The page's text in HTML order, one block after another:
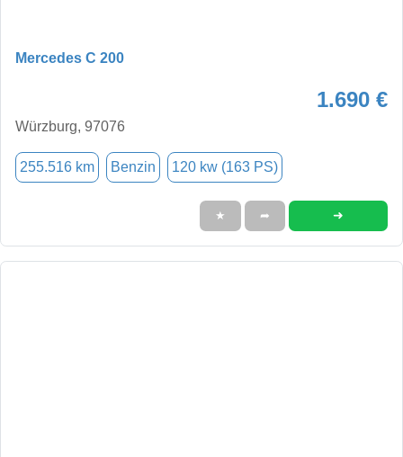
Mercedes C 200
1.690 €
Würzburg, 97076
255.516 km Benzin 120 kw (163 PS)
★ ➦ ➜